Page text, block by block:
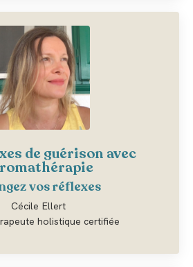
de guérison avec
vos réflexes
Cécile Ellert
holistique certifiée